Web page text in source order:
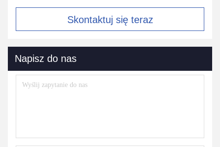
Skontaktuj się teraz
Napisz do nas